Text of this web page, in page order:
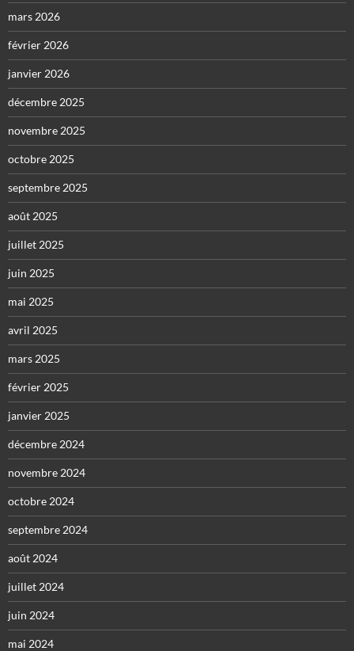
mars 2026
février 2026
janvier 2026
décembre 2025
novembre 2025
octobre 2025
septembre 2025
août 2025
juillet 2025
juin 2025
mai 2025
avril 2025
mars 2025
février 2025
janvier 2025
décembre 2024
novembre 2024
octobre 2024
septembre 2024
août 2024
juillet 2024
juin 2024
mai 2024